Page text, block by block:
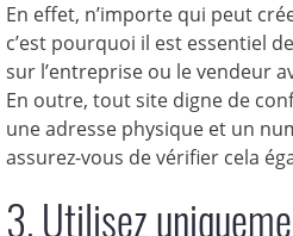
En effet, n’importe qui peut
c’est pourquoi il est essentiel
sur l’entreprise ou le vendeur
En outre, tout site digne de
une adresse physique et un
assurez-vous de vérifier cela
3. Utilisez